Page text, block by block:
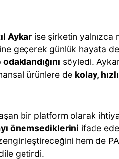
Aykar ise şirketin yalnızca
geçerek günlük hayata
söyledi.
ürünlere de kolay,
bir platform olarak
önemsediklerini ifade
hem de
getirdi.